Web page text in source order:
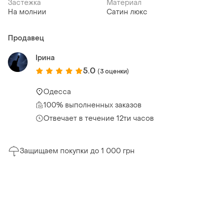
Застежка
На молнии
Материал
Сатин люкс
Продавец
Ірина
5.0 (3 оценки)
Одесса
100% выполненных заказов
Отвечает в течение 12ти часов
Защищаем покупки до 1 000 грн